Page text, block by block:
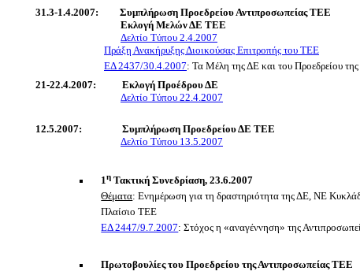
31.3-1.4.2007:
Συμπλήρωση Προεδρείου Αντιπροσωπείας ΤΕΕ
Εκλογή Μελών ΔΕ ΤΕΕ
Δελτίο Τύπου 2.4.2007
Πράξη Ανακήρυξης Διοικούσας Επιτροπής του ΤΕΕ
ΕΔ 2437/30.4.2007: Τα Μέλη της ΔΕ και του Προεδρείου της
21-22.4.2007:
Εκλογή Προέδρου ΔΕ
Δελτίο Τύπου 22.4.2007
12.5.2007:
Συμπλήρωση Προεδρείου ΔΕ ΤΕΕ
Δελτίο Τύπου 13.5.2007
1η Τακτική Συνεδρίαση, 23.6.2007
Θέματα: Ενημέρωση για τη δραστηριότητα της ΔΕ, ΝΕ
Πλαίσιο ΤΕΕ
ΕΔ 2447/9.7.2007: Στόχος η «αναγέννηση» της
Πρωτοβουλίες του Προεδρείου της Αντιπροσωπείας ΤΕΕ